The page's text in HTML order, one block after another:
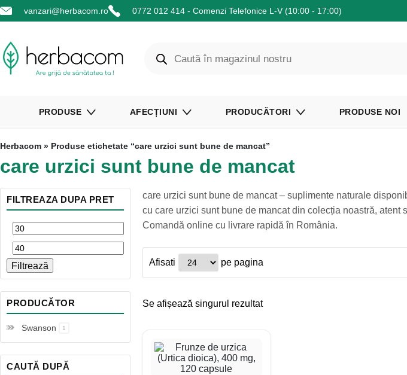
vanzari@herbacom.ro 0772 012 414 - Comenzi Telefonice L-V (10:00 - 17:00)
PRODUSE AFECȚIUNI PRODUCĂTORI PRODUSE NOI
Herbacom » Produse etichetate “care urzici sunt bune de mancat”
care urzici sunt bune de mancat
FILTREAZA DUPA PRET
Filtrează
PRODUCĂTOR
Swanson 1
CAUTĂ DUPĂ
care urzici sunt bune de mancat – suplimente naturale
cu care urzici sunt bune de mancat din colecția noastră, atent
Comandă online cu livrare rapidă în România.
Afisati pe pagina
Se afișează singurul rezultat